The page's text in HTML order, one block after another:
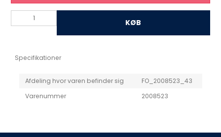
KØB
Specifikationer
Afdeling hvor varen befinder sig
FO_2008523_43
Varenummer
2008523